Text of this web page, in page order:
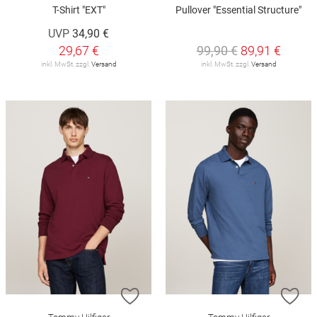
T-Shirt "EXT"
UVP 34,90 €
29,67 €
inkl. MwSt. zzgl. Versand
Pullover "Essential Structure"
99,90 € 89,91 €
inkl. MwSt. zzgl. Versand
ZUR WUNSCHLISTE HINZUFÜGEN